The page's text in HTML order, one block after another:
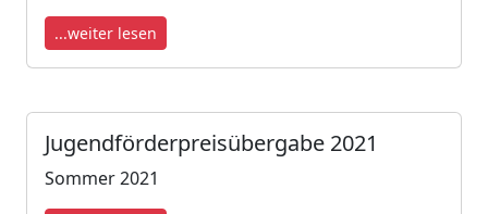
...weiter lesen
Jugendförderpreisübergabe 2021
Sommer 2021